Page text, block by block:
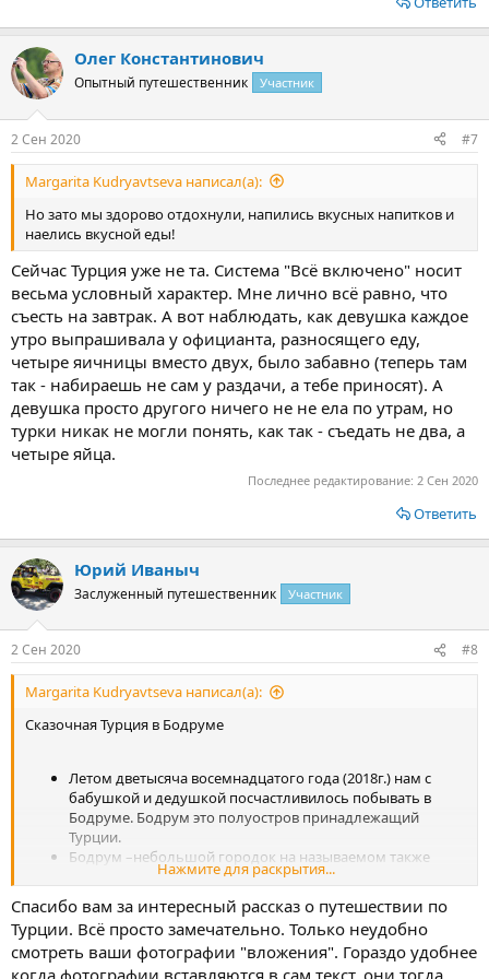
море то только в тёплом. А тут мы почти не выходили из отеля,
все две недели мы провели там, мы не увидели не одной
достопримечательности, море было очень непривычно
холодным и это было не очень приятно(((. Но зато мы здорово
отдохнули, напились вкусных напитков и наелись вкусной еды!
Поэтому только вам решать ехать суда или нет. Это место для
любителей ленивого отдыха, но никак не для любимей
активного отдыха)))
Олег Константинович
Опытный путешественник Участник
2 Сен 2020 #7
Margarita Kudryavtseva написал(а):
Но зато мы здорово отдохнули, напились вкусных напитков и
наелись вкусной еды!
Сейчас Турция уже не та. Система "Всё включено" носит
весьма условный характер. Мне лично всё равно, что
съесть на завтрак. А вот наблюдать, как девушка каждое
утро выпрашивала у официанта, разносящего еду,
четыре яичницы вместо двух, было забавно (теперь там
так - набираешь не сам у раздачи, а тебе приносят). А
девушка просто другого ничего не не ела по утрам, но
турки никак не могли понять, как так - съедать не два, а
четыре яйца.
Последнее редактирование: 2 Сен 2020
Ответить
Юрий Иваныч
Заслуженный путешественник Участник
2 Сен 2020 #8
Margarita Kudryavtseva написал(а):
Сказочная Турция в Бодруме
Летом дветысяча восемнадцатого года (2018г.) нам с
бабушкой и дедушкой посчастливилось побывать в
Бодруме. Бодрум это полуостров принадлежащий
Турции.
Бодрум –небольшой городок на называемом также
полуостровквке на юго-западе всеми любимой Турции,
омываемом водами Эгейского моря. Он расположен на
берегу залива, разделенного мысом на две бухты. Это не
типичное направление большинства туристов. Поэтому
людей там меньше. Но не на много))) мы туда полетели
только из-за виндсёрфинга доступного на пляжах) Почти
Нажмите для раскрытия...
Спасибо вам за интересный рассказ о путешествии по
Турции. Всё просто замечательно. Только неудобно
смотреть ваши фотографии "вложения". Гораздо удобнее
когда фотографии вставляются в сам текст, они тогда